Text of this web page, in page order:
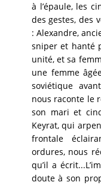
à l’épaule, les
des gestes, des
: Alexandre,
sniper et hanté
unité, et sa
une femme
soviétique
nous raconte le
son mari et
Keyrat, qui
frontale
ordures, nous
qu’il a
doute à son